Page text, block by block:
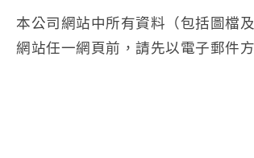
本公司網站中所有資料（包括圖檔
網站任一網頁前，請先以電子郵件